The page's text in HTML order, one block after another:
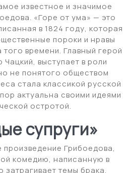
известное и значимое
«Горе от ума» — это
в 1824 году, которая
пороки и нравы
времени. Главный герой
выступает в роли
не понятого обществом
стала классикой русской
актуальна своими идеями
остротой.
супруги»
Грибоедова,
комедию, написанную в
темы брака,